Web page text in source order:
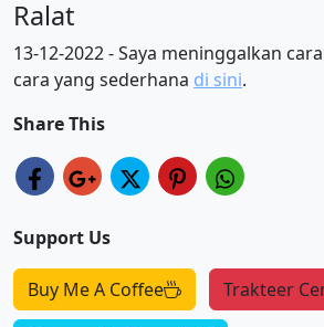
Ralat
13-12-2022 - Saya meninggalkan
cara yang sederhana di sini.
Share This
Support Us
Buy Me A Coffee Trakteer